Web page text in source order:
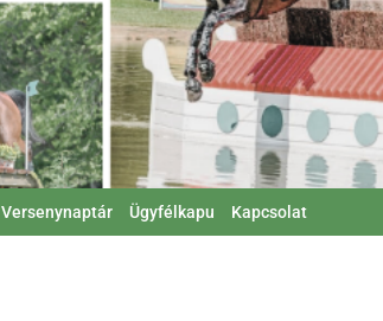
Versenynaptár Ügyfélkapu Kapcsolat